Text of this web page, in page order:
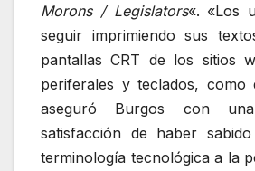
Morons / Legislators«. «Los
seguir imprimiendo sus
pantallas CRT de los sitios
periferales y teclados, como
aseguró Burgos con
satisfacción de haber
terminología tecnológica a la